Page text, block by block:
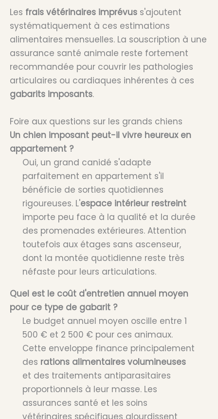
Les frais vétérinaires imprévus s'ajoutent
systématiquement à ces estimations
alimentaires mensuelles. La souscription à une
assurance santé animale reste fortement
recommandée pour couvrir les pathologies
articulaires ou cardiaques inhérentes à ces
gabarits imposants.
Foire aux questions sur les grands chiens
Un chien imposant peut-il vivre heureux en
appartement ?
Oui, un grand canidé s'adapte
parfaitement en appartement s'il
bénéficie de sorties quotidiennes
rigoureuses. L'espace intérieur restreint
importe peu face à la qualité et la durée
des promenades extérieures. Attention
toutefois aux étages sans ascenseur,
dont la montée quotidienne reste très
néfaste pour leurs articulations.
Quel est le coût d'entretien annuel moyen
pour ce type de gabarit ?
Le budget annuel moyen oscille entre 1
500 € et 2 500 € pour ces animaux.
Cette enveloppe finance principalement
des rations alimentaires volumineuses
et des traitements antiparasitaires
proportionnels à leur masse. Les
assurances santé et les soins
vétérinaires spécifiques alourdissent